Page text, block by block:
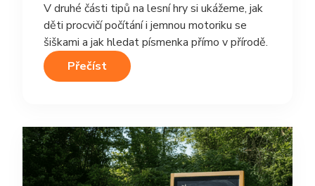
V druhé části tipů na lesní hry si ukážeme, jak
děti procvičí počítání i jemnou motoriku se
šiškami a jak hledat písmenka přímo v přírodě.
Přečíst